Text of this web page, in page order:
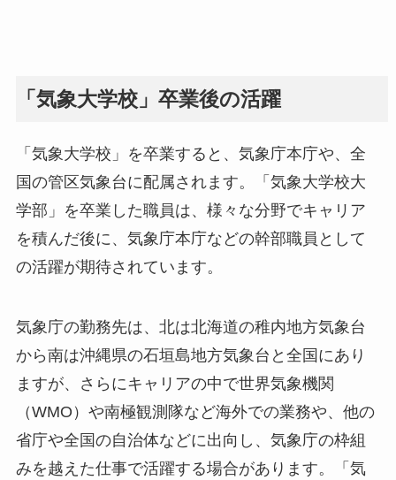
「気象大学校」卒業後の活躍
「気象大学校」を卒業すると、気象庁本庁や、全
国の管区気象台に配属されます。「気象大学校大
学部」を卒業した職員は、様々な分野でキャリア
を積んだ後に、気象庁本庁などの幹部職員として
の活躍が期待されています。
気象庁の勤務先は、北は北海道の稚内地方気象台
から南は沖縄県の石垣島地方気象台と全国にあり
ますが、さらにキャリアの中で世界気象機関
（WMO）や南極観測隊など海外での業務や、他の
省庁や全国の自治体などに出向し、気象庁の枠組
みを越えた仕事で活躍する場合があります。「気